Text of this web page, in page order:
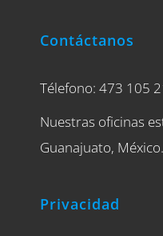
Contáctanos
Télefono: 473 105
Nuestras oficinas
Guanajuato, México.
Privacidad